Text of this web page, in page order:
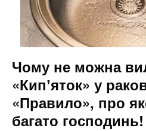
Чому не можна
«Кипʼяток» у
«Правило», про
багато господинь!